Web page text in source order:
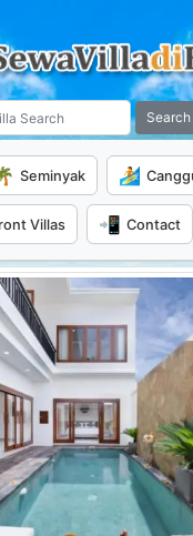
Search
Seminyak 🏄
Villas 📲 Contact